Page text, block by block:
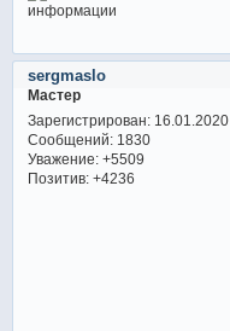
sergmaslo
Мастер
Зарегистрирован: 16.01.2020
Сообщений:1830
Уважение: +5509
Позитив: +4236